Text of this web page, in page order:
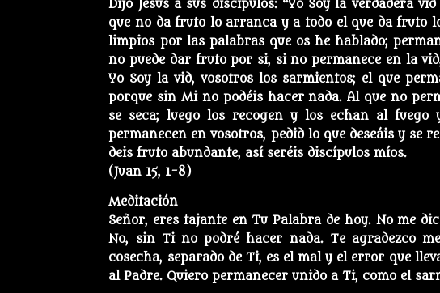
Dijo Jesús a sus discípulos: “Yo Soy la verdadera
que no da fruto lo arranca y a todo el que da fruto
limpios por las palabras que os he hablado;
no puede dar fruto por si, si no permanece en la
Yo Soy la vid, vosotros los sarmientos; el que
porque sin Mi no podéis hacer nada. Al que no
se seca; luego los recogen y los echan al
permanecen en vosotros, pedid lo que deseáis y se
deis fruto abundante, así seréis discípulos míos.
(Juan 15, 1-8)
Meditación
Señor, eres tajante en Tu Palabra de hoy. No me
No, sin Ti no podré hacer nada. Te agradezco
cosecha, separado de Ti, es el mal y el error que
al Padre. Quiero permanecer unido a Ti, como el